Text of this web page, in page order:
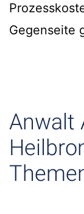
Gegenseite
Anwalt